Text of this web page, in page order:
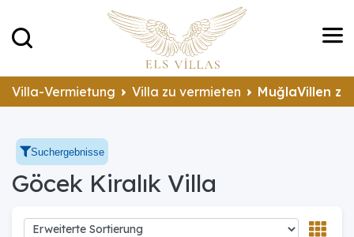
Villa-Vermietung Villa zu vermieten MuğlaVillen
Suchergebnisse
Göcek Kiralık Villa